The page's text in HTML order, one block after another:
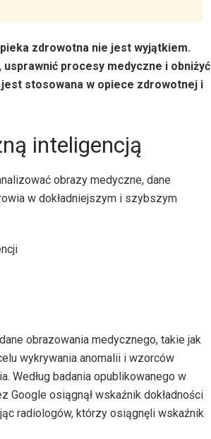
zdrowotna nie jest wyjątkiem.
procesy medyczne i obniżyć
stosowana w opiece zdrowotnej i
inteligencją
obrazy medyczne, dane
w dokładniejszym i szybszym
obrazowania medycznego, takie jak
wykrywania anomalii i wzorców
Według badania opublikowanego w
Google osiągnął wskaźnik dokładności
radiologów, którzy osiągnęli wskaźnik